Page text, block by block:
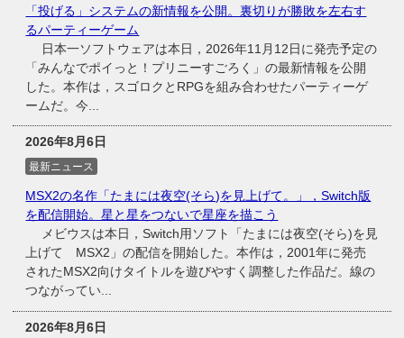
「投げる」システムの新情報を公開。裏切りが勝敗を左右す
るパーティーゲーム
日本一ソフトウェアは本日，2026年11月12日に発売予定の
「みんなでポイっと！プリニーすごろく」の最新情報を公開
した。本作は，スゴロクとRPGを組み合わせたパーティーゲ
ームだ。今...
2026年8月6日
最新ニュース
MSX2の名作「たまには夜空(そら)を見上げて。」，Switch版
を配信開始。星と星をつないで星座を描こう
メビウスは本日，Switch用ソフト「たまには夜空(そら)を見
上げて MSX2」の配信を開始した。本作は，2001年に発売
されたMSX2向けタイトルを遊びやすく調整した作品だ。線の
つながってい...
2026年8月6日